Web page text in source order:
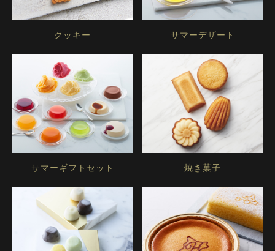
クッキー サマーデザート
サマーギフトセット 焼き菓子